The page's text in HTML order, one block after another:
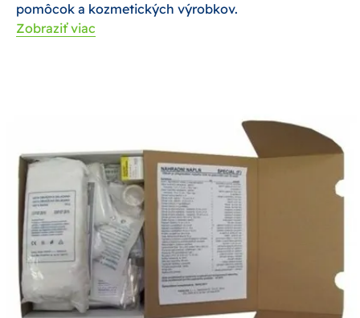
pomôcok a kozmetických výrobkov.
Zobraziť viac